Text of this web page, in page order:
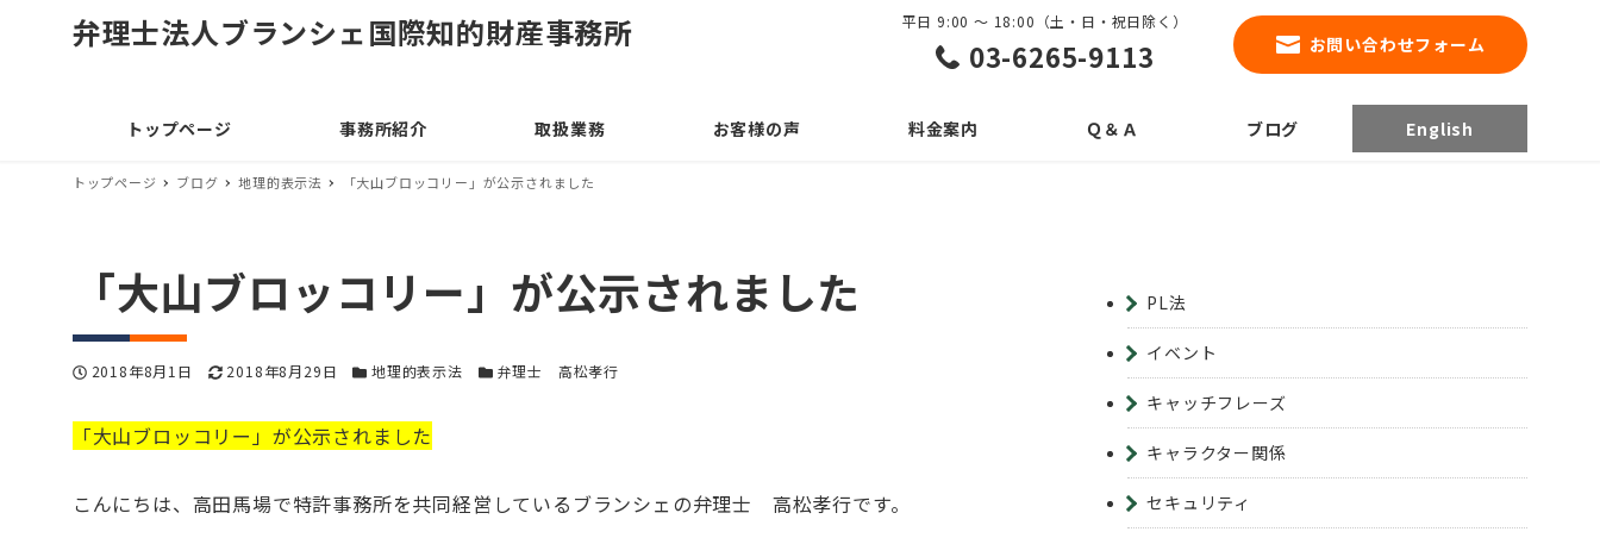
弁理士法人ブランシェ国際知的財産事務所
03-6265-9113
平日 9:00 ～ 18:00（土・日・祝日除く）
お問い合わせフォーム
トップページ 事務所紹介 取扱業務 お客様の声 料金案内 Ｑ＆Ａ ブログ English
トップページ ブログ 地理的表示法 「大山ブロッコリー」が公示されました
「大山ブロッコリー」が公示されました
投稿日
2018年8月1日 更新日
2018年8月29日 カテゴリー
地理的表示法 カテゴリー
弁理士 高松孝行
「大山ブロッコリー」が公示されました
こんにちは、高田馬場で特許事務所を共同経営しているブランシェの弁理士 高松孝行です。
PL法
イベント
キャッチフレーズ
キャラクター関係
セキュリティ